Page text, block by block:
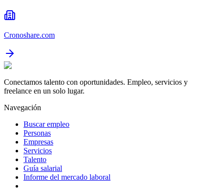
Cronoshare.com
Conectamos talento con oportunidades. Empleo, servicios y
freelance en un solo lugar.
Navegación
Buscar empleo
Personas
Empresas
Servicios
Talento
Guía salarial
Informe del mercado laboral